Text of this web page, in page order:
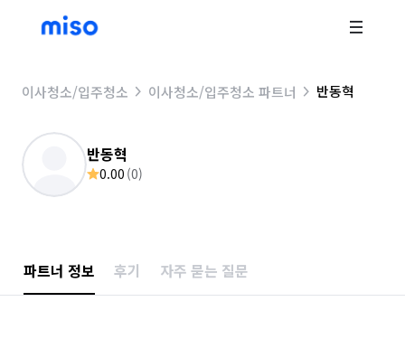
이사청소/입주청소 이사청소/입주청소 파트너 반동혁
반동혁
0.00 (0)
파트너 정보 후기 자주 묻는 질문